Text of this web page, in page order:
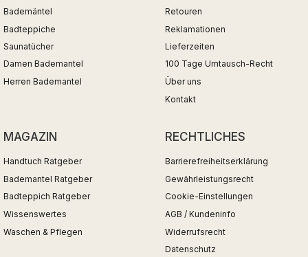
Bademäntel
Badteppiche
Saunatücher
Damen Bademantel
Herren Bademantel
Retouren
Reklamationen
Lieferzeiten
100 Tage Umtausch-Recht
Über uns
Kontakt
MAGAZIN
Handtuch Ratgeber
Bademantel Ratgeber
Badteppich Ratgeber
Wissenswertes
Waschen & Pflegen
RECHTLICHES
Barrierefreiheitserklärung
Gewährleistungsrecht
Cookie-Einstellungen
AGB / Kundeninfo
Widerrufsrecht
Datenschutz